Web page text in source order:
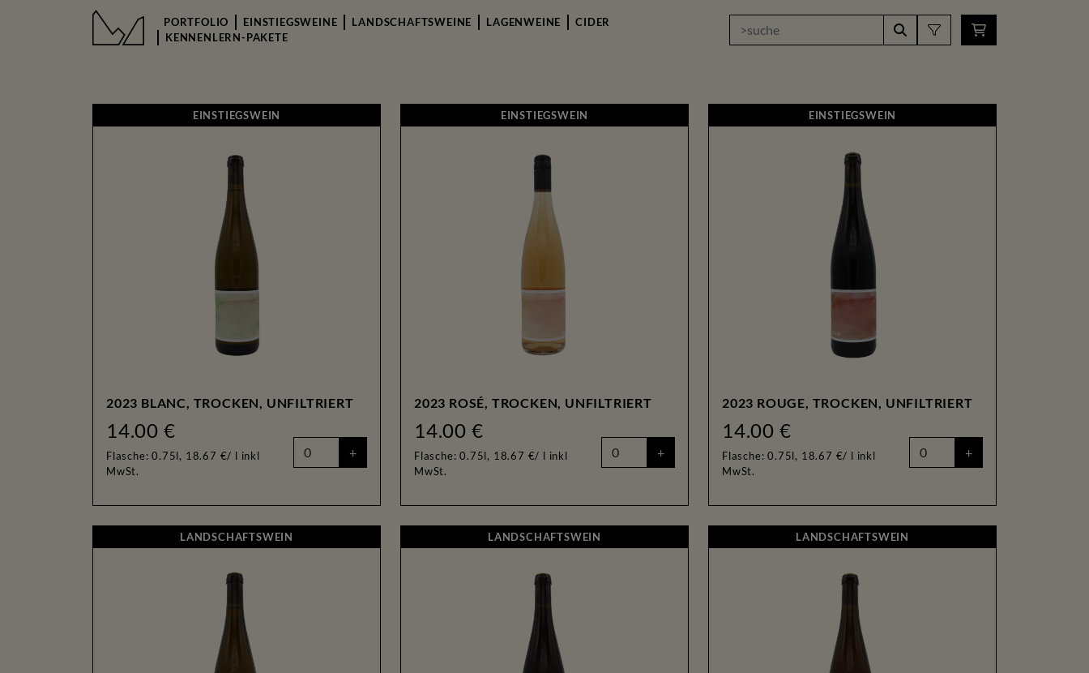
PORTFOLIO EINSTIEGSWEINE LANDSCHAFTSWEINE LAGENWEINE
CIDER
KENNENLERN-PAKETE
EINSTIEGSWEIN
2023 BLANC, TROCKEN, UNFILTRIERT
14.00 €
Flasche: 0.75l, 18.67 €/ l inkl
MwSt.
+
EINSTIEGSWEIN
2023 ROSÉ, TROCKEN, UNFILTRIERT
14.00 €
Flasche: 0.75l, 18.67 €/ l inkl
MwSt.
+
EINSTIEGSWEIN
2023 ROUGE, TROCKEN, UNFILTRIERT
14.00 €
Flasche: 0.75l, 18.67 €/ l inkl
MwSt.
+
LANDSCHAFTSWEIN LANDSCHAFTSWEIN LANDSCHAFTSWEIN